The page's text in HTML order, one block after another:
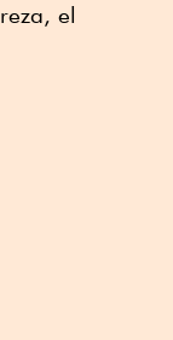
el